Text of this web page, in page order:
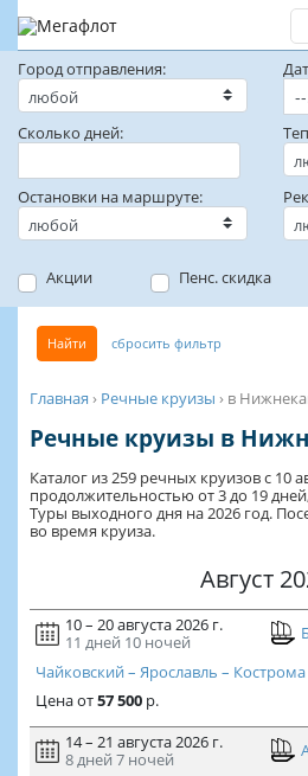
Город отправления:
Сколько дней:
Остановки на маршруте:
Акции Пенс. скидка
Найти сбросить фильтр
Главная › Речные круизы › в
Речные круизы в
Каталог из 259 речных круизов с 10
продолжительностью от 3 до 19
Туры выходного дня на 2026 год.
во время круиза.
Август
10 – 20 августа 2026 г.
11 дней 10 ночей
Чайковский – Ярославль –
Ценаот57 500р.
14 – 21 августа 2026 г.
8 дней 7 ночей